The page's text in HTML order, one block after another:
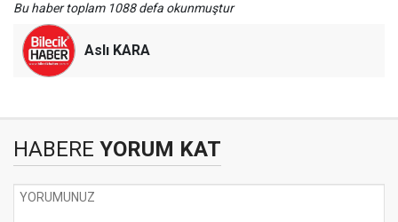
Bu haber toplam 1088 defa okunmuştur
Aslı KARA
HABERE YORUM KAT